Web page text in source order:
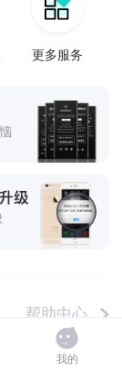
更多服务
帮助中心
我的